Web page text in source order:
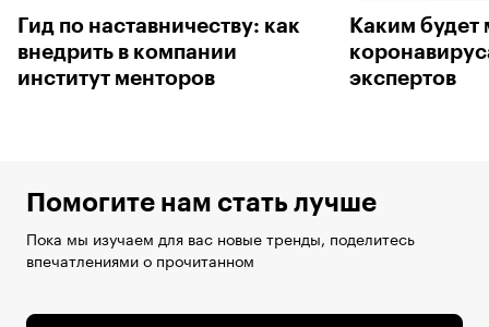
Гид по наставничеству: как
внедрить в компании
институт менторов
Каким будет
экспертов
Помогите нам стать лучше
Пока мы изучаем для вас новые тренды, поделитесь
впечатлениями о прочитанном